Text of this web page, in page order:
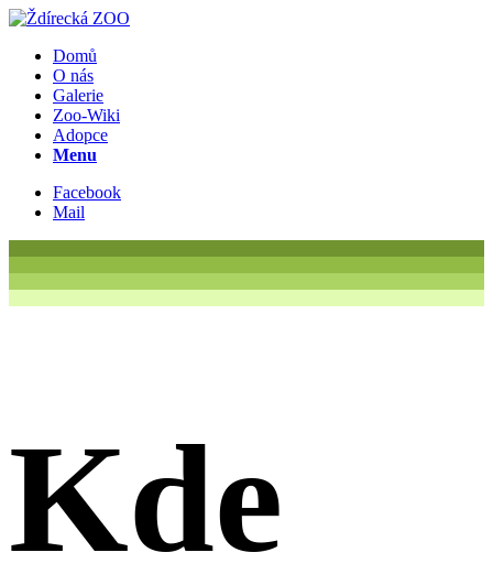
Domů
O nás
Galerie
Zoo-Wiki
Adopce
Menu
Facebook
Mail
Kde